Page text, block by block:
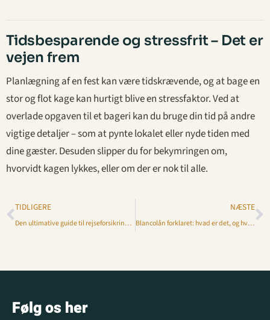
Tidsbesparende og stressfrit – Det er
vejen frem
Planlægning af en fest kan være tidskrævende, og at bage en
stor og flot kage kan hurtigt blive en stressfaktor. Ved at
overlade opgaven til et bageri kan du bruge din tid på andre
vigtige detaljer – som at pynte lokalet eller nyde tiden med
dine gæster. Desuden slipper du for bekymringen om,
hvorvidt kagen lykkes, eller om der er nok til alle.
TIDLIGERE
Den ultimative guide til rejseforsikring for lange eventyr i op til 30 dage
NÆSTE
Blancolån forklaret: hvad er det, og hvordan fungerer det?
Følg os her